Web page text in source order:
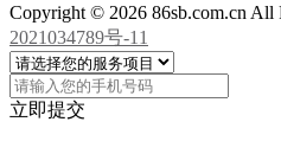
Copyright © 2026 86sb.com.cn All
2021034789号-11
立即提交